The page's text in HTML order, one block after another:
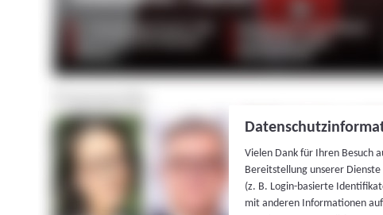
Vielen Dank für Ihren Besuch
Bereitstellung unserer
(z. B. Login-basierte
mit anderen Informationen